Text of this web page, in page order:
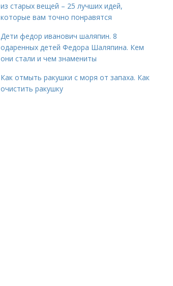
из старых вещей – 25 лучших идей,
которые вам точно понравятся
Дети федор иванович шаляпин. 8
одаренных детей Федора Шаляпина. Кем
они стали и чем знамениты
Как отмыть ракушки с моря от запаха. Как
очистить ракушку